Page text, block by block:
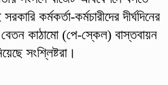
কর্মকর্তা-কর্মচারীদের দীর্ঘদিনের
কাঠামো (পে-স্কেল) বাস্তবায়ন
সংশ্লিষ্টরা।